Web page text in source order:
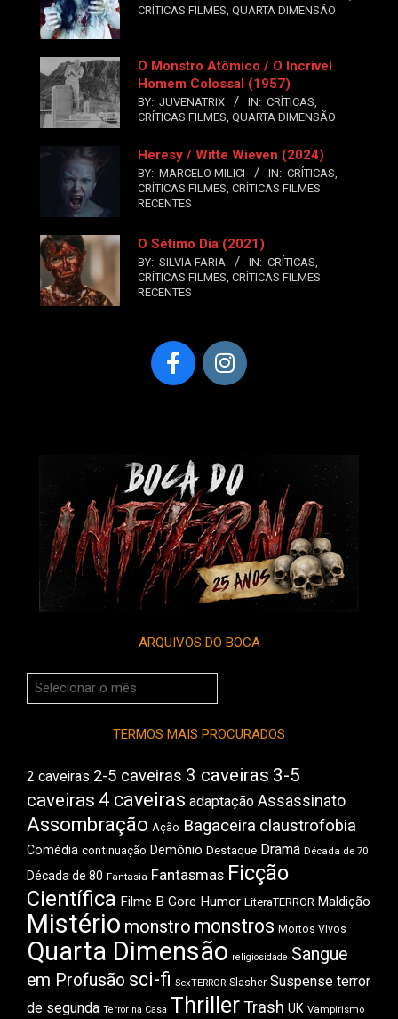
CRÍTICAS FILMES QUARTA DIMENSÃO
O Monstro Atômico / O Incrível
Homem Colossal (1957)
BY: JUVENATRIX IN: CRÍTICAS
CRÍTICAS FILMES QUARTA DIMENSÃO
Heresy / Witte Wieven (2024)
BY: MARCELO MILICI IN: CRÍTICAS
CRÍTICAS FILMES CRÍTICAS FILMES
RECENTES
O Sétimo Dia (2021)
BY: SILVIA FARIA IN: CRÍTICAS
CRÍTICAS FILMES CRÍTICAS FILMES
RECENTES
ARQUIVOS DO BOCA
Arquivos
do
TERMOS MAIS PROCURADOS
2 caveiras 2-5 caveiras 3 caveiras 3-5
caveiras 4 caveiras adaptação Assassinato
Assombração Ação Bagaceira claustrofobia
Comédia continuação Demônio Destaque Drama Década de 70
Década de 80 Fantasia Fantasmas Ficção
Científica Filme B Gore Humor LiteraTERROR Maldição
Mistério monstro monstros Mortos Vivos
Quarta Dimensão religiosidade Sangue
em Profusão sci-fi SexTERROR Slasher Suspense terror
de segunda Terror na Casa ThrillerTrash UK Vampirismo